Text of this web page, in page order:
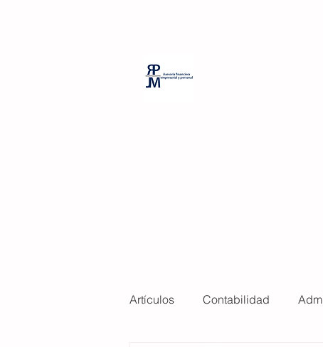
Artículos Contabilidad